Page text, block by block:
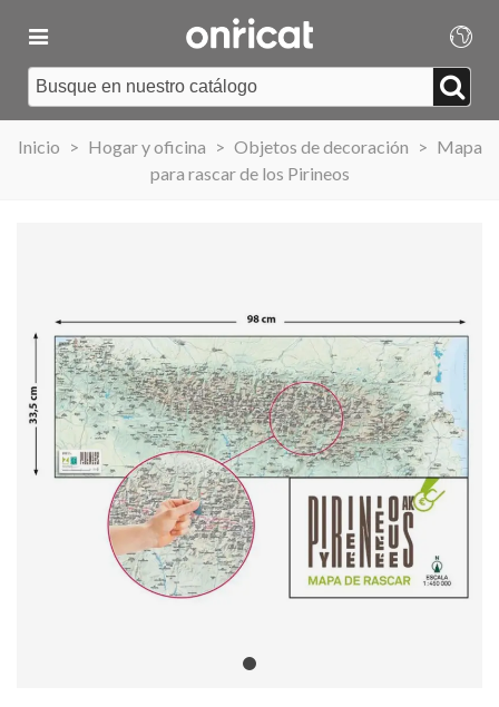
Inicio > Hogar y oficina > Objetos de decoración > Mapa
para rascar de los Pirineos
conmemorativa Gaudí 2026
– Edición limitada
89,00 € NUEVO
Añadir al carrito
Mochila Stivibags
149,00 €
Ver más